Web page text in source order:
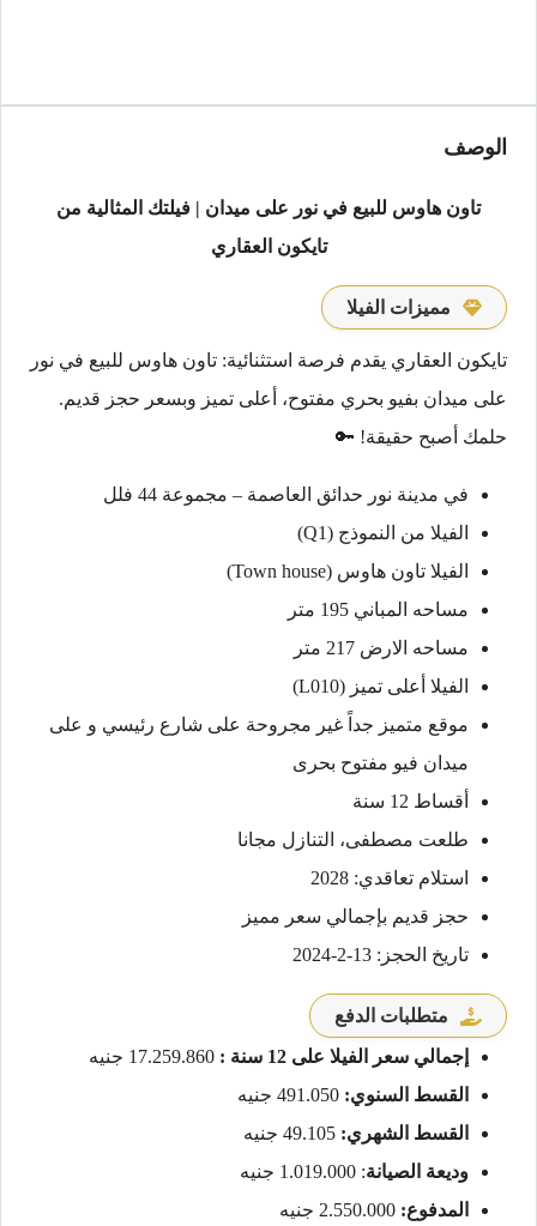
الوصف
تاون هاوس للبيع في نور على ميدان | فيلتك المثالية من
تايكون العقاري
مميزات الفيلا
تايكون العقاري يقدم فرصة استثنائية: تاون هاوس للبيع في نور
على ميدان بفيو بحري مفتوح، أعلى تميز وبسعر حجز قديم.
حلمك أصبح حقيقة! 🔑
في مدينة نور حدائق العاصمة – مجموعة 44 فلل
الفيلا من النموذج (Q1)
الفيلا تاون هاوس (Town house)
مساحه المباني 195 متر
مساحه الارض 217 متر
الفيلا أعلى تميز (L010)
موقع متميز جداً غير مجروحة على شارع رئيسي و على
ميدان فيو مفتوح بحرى
أقساط 12 سنة
طلعت مصطفى، التنازل مجانا
استلام تعاقدي: 2028
حجز قديم بإجمالي سعر مميز
تاريخ الحجز: 13-2-2024
متطلبات الدفع
إجمالي سعر الفيلا على 12 سنة :
القسط السنوي:
القسط الشهري:
وديعة الصيانة: 1.019.000 جنيه
المدفوع: